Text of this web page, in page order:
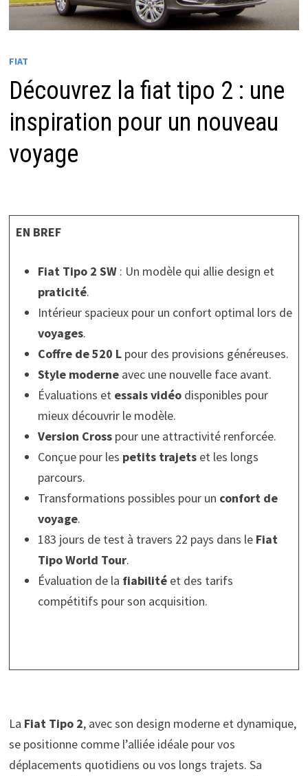
FIAT
Découvrez la fiat tipo 2 : une
inspiration pour un nouveau
voyage
EN BREF
Fiat Tipo 2 SW: Un modèle qui allie design et
praticité.
Intérieur spacieux pour un confort optimal lors de
voyages.
Coffre de 520 Lpour des provisions généreuses.
Style moderneavec une nouvelle face avant.
Évaluations et essais vidéodisponibles pour
mieux découvrir le modèle.
Version Crosspour une attractivité renforcée.
Conçue pour les petits trajetset les longs
parcours.
Transformations possibles pour un confort de
voyage.
183 jours de test à travers 22 pays dans le Fiat
Tipo World Tour.
Évaluation de la fiabilitéet des tarifs
compétitifs pour son acquisition.
La Fiat Tipo 2, avec son design moderne et dynamique,
se positionne comme l’alliée idéale pour vos
déplacements quotidiens ou vos longs trajets. Sa